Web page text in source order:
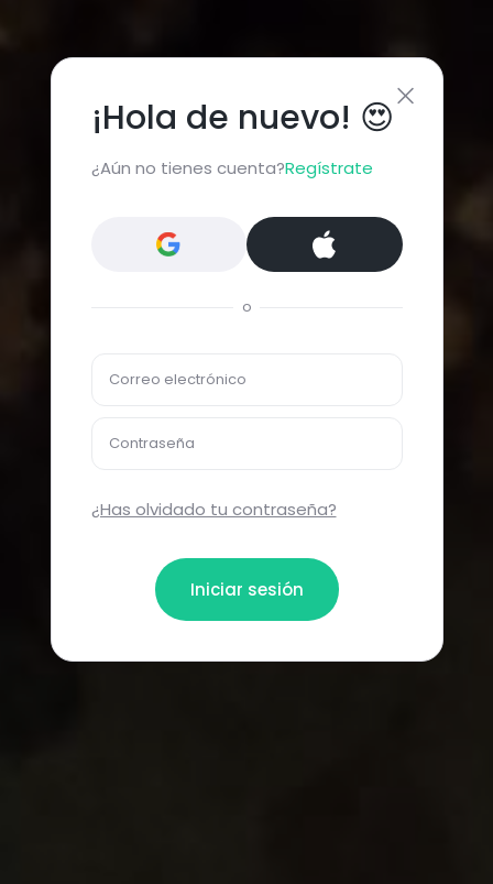
¡Hola de nuevo! 😍
¿Aún no tienes cuenta?Regístrate
o
Correo electrónico
Contraseña
¿Has olvidado tu contraseña?
Iniciar sesión